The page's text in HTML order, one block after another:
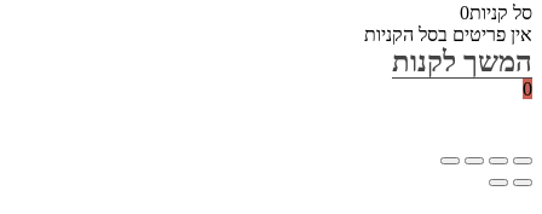
0
פריטים בסל הקניות
לקנות